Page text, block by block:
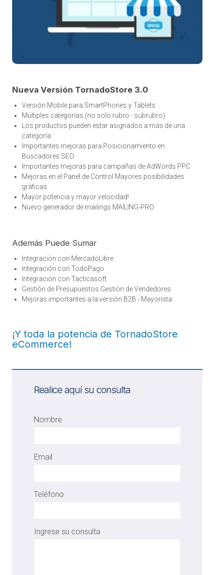
Nueva Versión TornadoStore 3.0
Versión Mobile para SmartPhones y Tablets
Múltiples categorías (no solo rubro - subrubro)
Los productos pueden estar asignados a más de una
categoría
Importantes mejoras para Posicionamiento en
Buscadores SEO
Importantes mejoras para campañas de AdWords PPC
Mejoras en el Panel de Control Mayores posibilidades
gráficas
Mayor potencia y mayor velocidad!
Nuevo generador de mailings MAILING-PRO
Además Puede Sumar
Integración con MercadoLibre
Integración con TodoPago
Integración con Tacticasoft
Gestión de Presupuestos Gestión de Vendedores
Mejoras importantes a la versión B2B - Mayorista
¡Y toda la potencia de TornadoStore
eCommerce!
Realice aquí su consulta
Nombre
Email
Teléfono
Ingrese su consulta